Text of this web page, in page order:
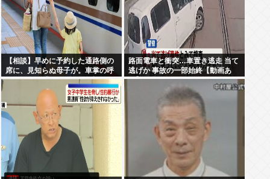
【相談】早めに予約した通路側の
席に、見知らぬ母子が。車掌の呼
びかけにも「目を閉じて無視」し
て居座られました。無理やり奪わ
れた席は、結局”やったもん勝
ち”になってしまうのでしょうか？
路面電車と衝突…車置き逃走 当て
逃げか 事故の一部始終【動画あ
り】